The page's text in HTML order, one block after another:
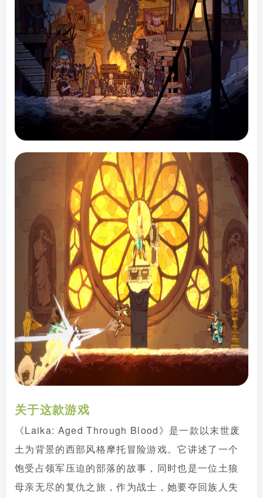
关于这款游戏
《Laika: Aged Through Blood》是一款以末世废
土为背景的西部风格摩托冒险游戏。它讲述了一个
饱受占领军压迫的部落的故事，同时也是一位土狼
母亲无尽的复仇之旅，作为战士，她要夺回族人失